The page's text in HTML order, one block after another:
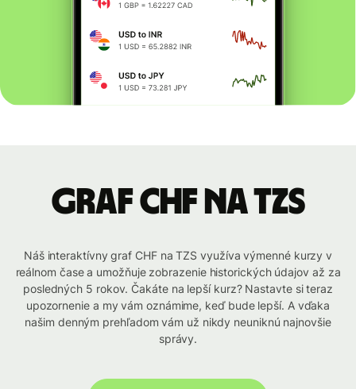
graf CHF na TZS
Náš interaktívny graf CHF na TZS využíva výmenné kurzy v
reálnom čase a umožňuje zobrazenie historických údajov až za
posledných 5 rokov. Čakáte na lepší kurz? Nastavte si teraz
upozornenie a my vám oznámime, keď bude lepší. A vďaka
našim denným prehľadom vám už nikdy neuniknú najnovšie
správy.